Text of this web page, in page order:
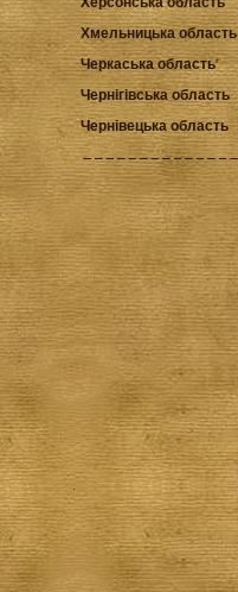
Хмельницька область
Черкаська область
Чернігівська область
Чернівецька область